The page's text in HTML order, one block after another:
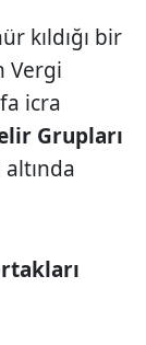
kıldığı bir
Vergi
icra
Grupları
altında